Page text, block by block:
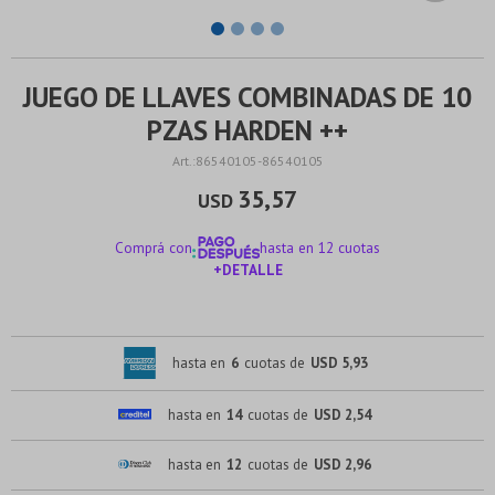
JUEGO DE LLAVES COMBINADAS DE 10
PZAS HARDEN ++
86540105-86540105
USD 35,57
Comprá con
hasta en 12 cuotas
+DETALLE
hasta en 6 cuotas de USD 5,93
hasta en 14 cuotas de USD 2,54
hasta en 12 cuotas de USD 2,96